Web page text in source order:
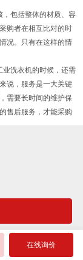
包括整体的材质、容
购者在相互比对的时
况。只有在这样的情
洗衣机的时候，还需
说，服务是一大关键
需要长时间的维护保
售后服务，才能采购
在线询价